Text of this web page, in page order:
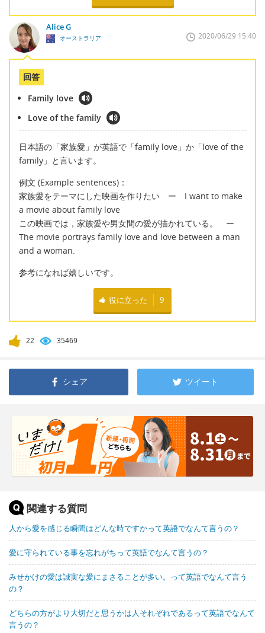
Alice G
オーストラリア 2020/06/29 15:40
回答
Family love
Love of the family
日本語の「家族愛」が英語で「family love」か「love of the
family」と言います。
例文 (Example sentences)：
家族愛をテーマにした映画を作りたい ー I want to make
a movie about family love
この映画では，家族愛や男女間の愛が描かれている。 ー
The movie portrays family love and love between a man
and a woman.
参考になれば嬉しいです。
役に立った 9
22 35469
シェア ツイート
関連する質問
人から愛を感じる瞬間はどんな時ですかって英語でなんて言うの？
愛に守られている事を忘れがちって英語でなんて言うの？
みせかけの愛は誠実な愛にまさることが多い。って英語でなんて言う
の？
どちらの方がより大切だと思うかは人それぞれであるって英語でなんて
言うの？